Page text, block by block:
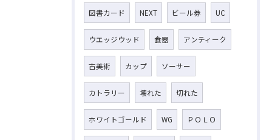
図書カード NEXT ビール券 UC
ウエッジウッド 食器 アンティーク
古美術 カップ ソーサー
カトラリー 壊れた 切れた
ホワイトゴールド WG ＰＯＬＯ